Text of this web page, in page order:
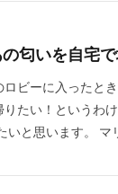
匂いを自宅
ビーに入ったと
たい！というわ
いと思います。